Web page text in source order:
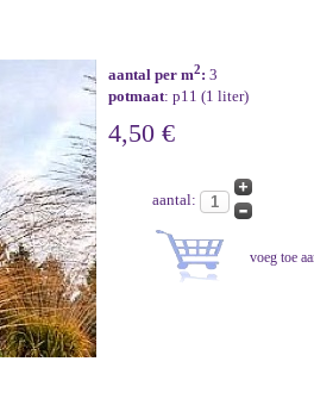
aantal per m2: 3
potmaat: p11 (1 liter)
4,50 €
aantal: